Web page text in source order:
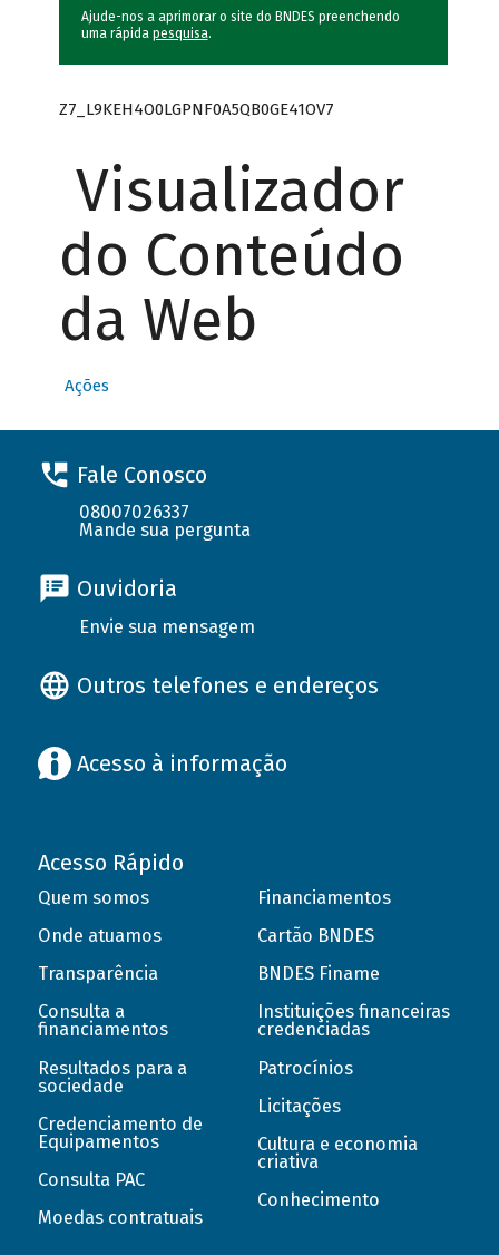
Ajude-nos a aprimorar o site do BNDES preenchendo
uma rápida pesquisa.
Z7_L9KEH4O0LGPNF0A5QB0GE41OV7
Visualizador
do Conteúdo
da Web
Ações
Fale Conosco
08007026337
Mande sua pergunta
Ouvidoria
Envie sua mensagem
Outros telefones e endereços
Acesso à informação
Acesso Rápido
Quem somos
Onde atuamos
Transparência
Consulta a
financiamentos
Resultados para a
sociedade
Credenciamento de
Equipamentos
Consulta PAC
Moedas contratuais
Financiamentos
Cartão BNDES
BNDES Finame
Instituições financeiras
credenciadas
Patrocínios
Licitações
Cultura e economia
criativa
Conhecimento